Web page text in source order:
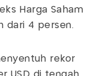
Harga Saham
dari 4 persen.
rekor